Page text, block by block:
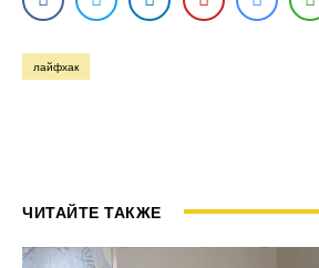
лайфхак
ЧИТАЙТЕ ТАКЖЕ